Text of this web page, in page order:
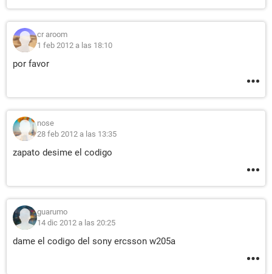
cr aroom
1 feb 2012 a las 18:10
por favor
nose
28 feb 2012 a las 13:35
zapato desime el codigo
guarumo
14 dic 2012 a las 20:25
dame el codigo del sony ercsson w205a